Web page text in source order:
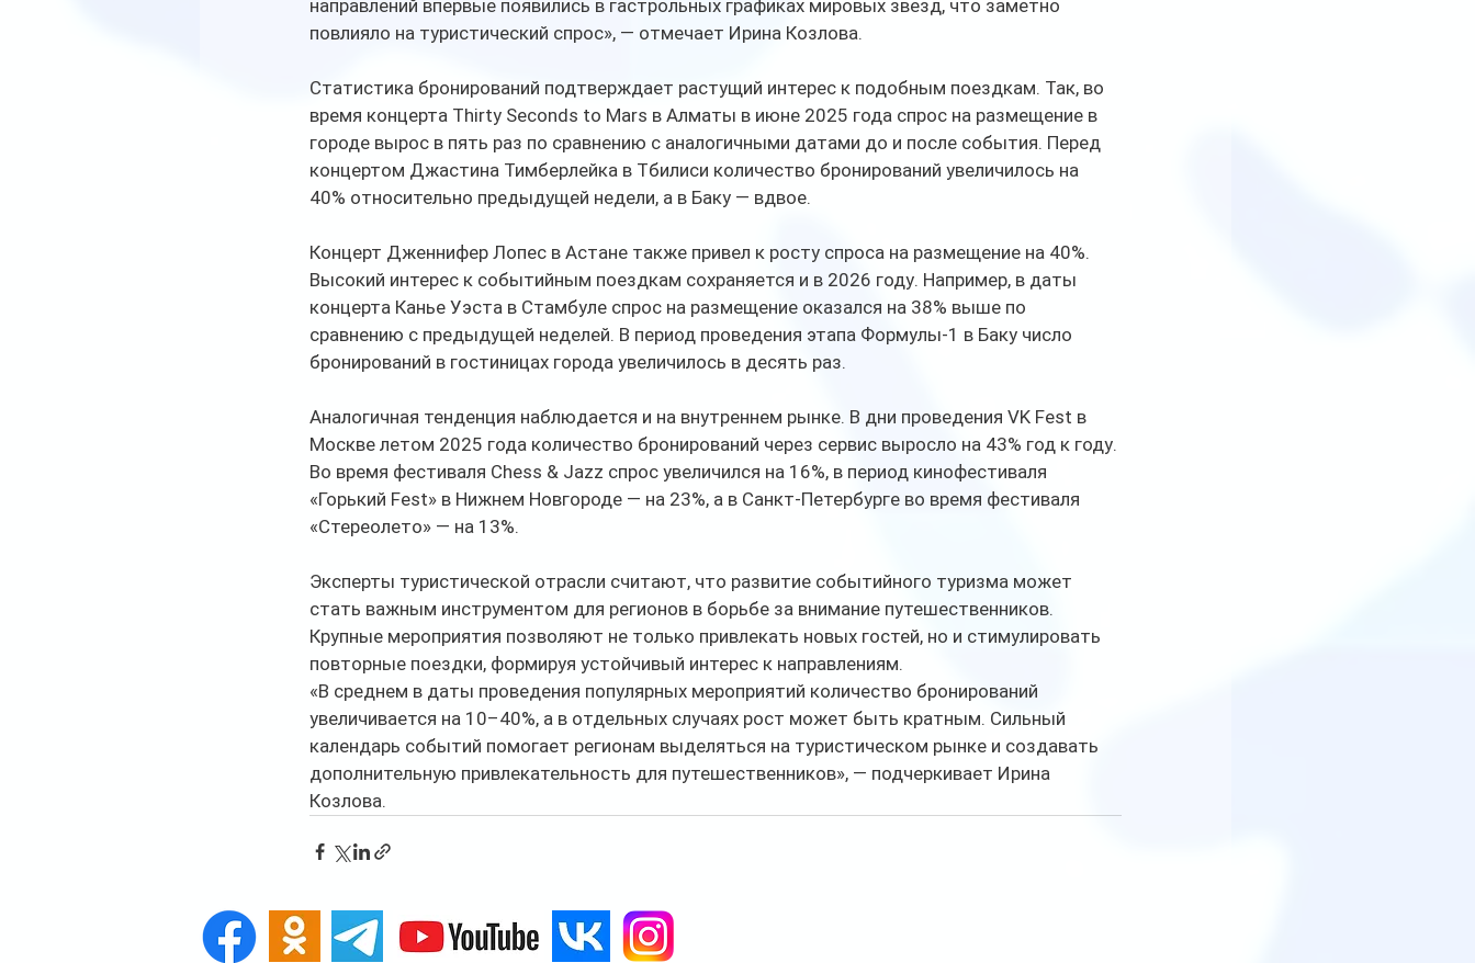
направлений впервые появились в гастрольных графиках мировых звезд, что заметно
повлияло на туристический спрос», — отмечает Ирина Козлова.
Статистика бронирований подтверждает растущий интерес к подобным поездкам. Так, во
время концерта Thirty Seconds to Mars в Алматы в июне 2025 года спрос на размещение в
городе вырос в пять раз по сравнению с аналогичными датами до и после события. Перед
концертом Джастина Тимберлейка в Тбилиси количество бронирований увеличилось на
40% относительно предыдущей недели, а в Баку — вдвое.
Концерт Дженнифер Лопес в Астане также привел к росту спроса на размещение на 40%.
Высокий интерес к событийным поездкам сохраняется и в 2026 году. Например, в даты
концерта Канье Уэста в Стамбуле спрос на размещение оказался на 38% выше по
сравнению с предыдущей неделей. В период проведения этапа Формулы-1 в Баку число
бронирований в гостиницах города увеличилось в десять раз.
Аналогичная тенденция наблюдается и на внутреннем рынке. В дни проведения VK Fest в
Москве летом 2025 года количество бронирований через сервис выросло на 43% год к году.
Во время фестиваля Chess & Jazz спрос увеличился на 16%, в период кинофестиваля
«Горький Fest» в Нижнем Новгороде — на 23%, а в Санкт-Петербурге во время фестиваля
«Стереолето» — на 13%.
Эксперты туристической отрасли считают, что развитие событийного туризма может
стать важным инструментом для регионов в борьбе за внимание путешественников.
Крупные мероприятия позволяют не только привлекать новых гостей, но и стимулировать
повторные поездки, формируя устойчивый интерес к направлениям.
«В среднем в даты проведения популярных мероприятий количество бронирований
увеличивается на 10–40%, а в отдельных случаях рост может быть кратным. Сильный
календарь событий помогает регионам выделяться на туристическом рынке и создавать
дополнительную привлекательность для путешественников», — подчеркивает Ирина
Козлова.